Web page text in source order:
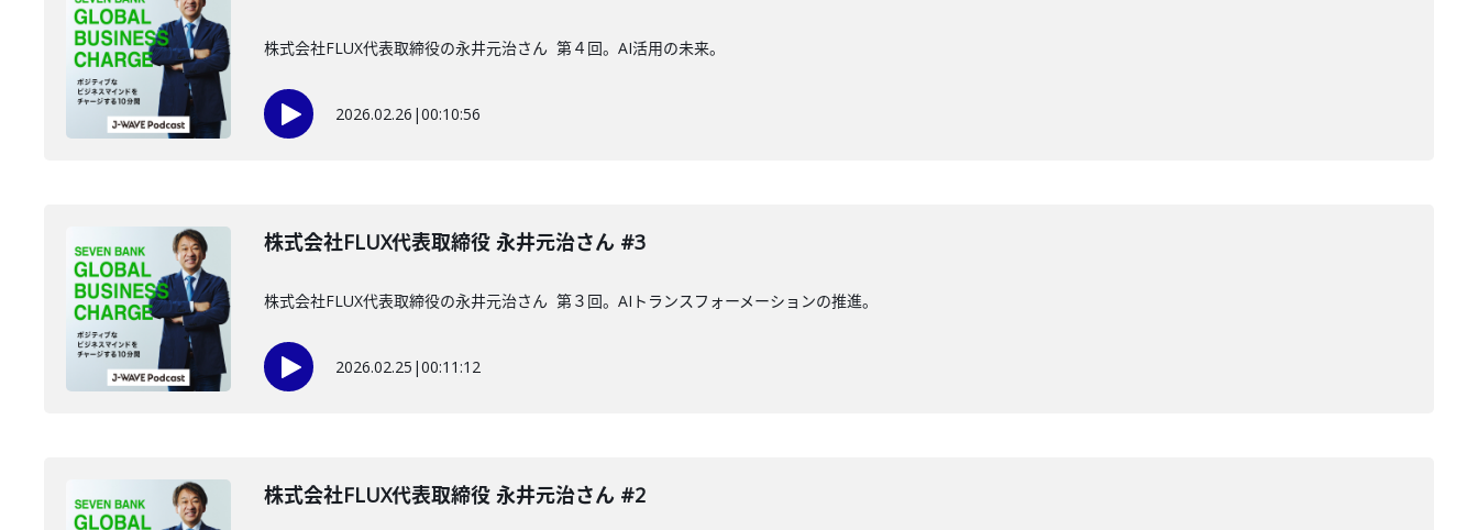
株式会社FLUX代表取締役の永井元治さん 第４回。AI活用の未来。
2026.02.26 |00:10:56
株式会社FLUX代表取締役 永井元治さん #3
株式会社FLUX代表取締役の永井元治さん 第３回。AIトランスフォーメーションの推進。
2026.02.25 |00:11:12
株式会社FLUX代表取締役 永井元治さん #2